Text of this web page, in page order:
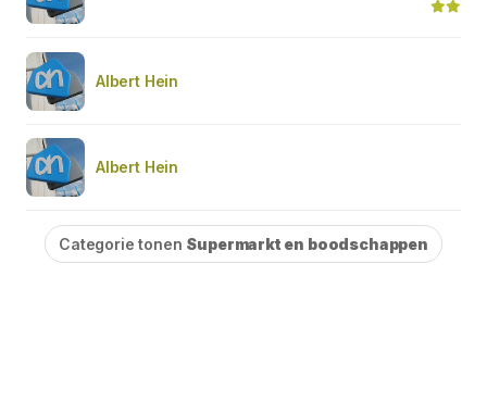
Albert Hein
Albert Hein
Categorie tonen Supermarkt en boodschappen